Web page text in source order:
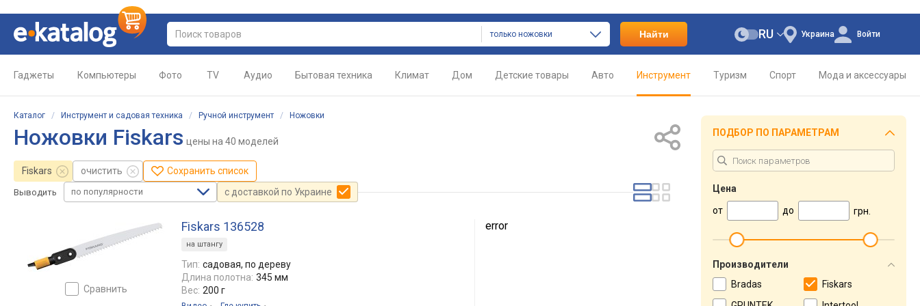
только ножовки Найти Украина
RU Войти
Гаджеты Компьютеры Фото TV Аудио Бытовая техника Климат Дом Детские товары Авто Инструмент Туризм Спорт Мода и аксессуары
Каталог / Инструмент и садовая техника / Ручной инструмент / Ножовки
Ножовки Fiskars цены на 40 моделей
Fiskars очистить Сохранить список
Выводить по популярности с доставкой по Украине
сравнить
Fiskars 136528
на штангу
Тип: садовая, по дереву
Длина полотна: 345 мм
Вес: 200 г
error
ПОДБОР ПО ПАРАМЕТРАМ
Цена
от
до грн.
Производители
Bradas
Fiskars